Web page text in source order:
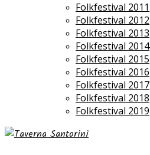
Folkfestival 2011
Folkfestival 2012
Folkfestival 2013
Folkfestival 2014
Folkfestival 2015
Folkfestival 2016
Folkfestival 2017
Folkfestival 2018
Folkfestival 2019